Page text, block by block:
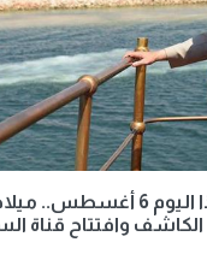
حدث في مثل هذا اليوم 6
وافتتاح قناة